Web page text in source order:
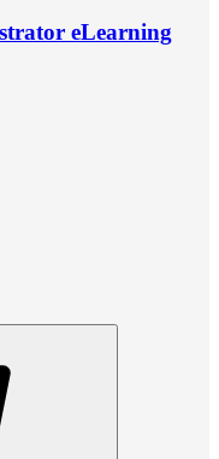
eLearning